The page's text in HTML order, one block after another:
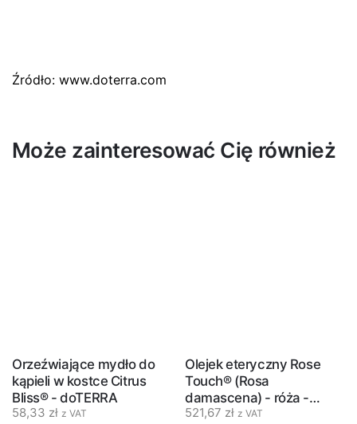
Źródło: www.doterra.com
Może zainteresować Cię również
Orzeźwiające mydło do
kąpieli w kostce Citrus
Bliss® - doTERRA
58,33 zł z VAT
Olejek eteryczny Rose
Touch® (Rosa
damascena) - róża -
doTERRA, 10 ml
521,67 zł z VAT